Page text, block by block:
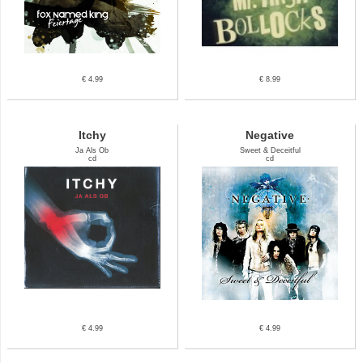
€ 4.99 € 8.99
Itchy
Ja Als Ob
cd
€ 4.99
Negative
Sweet & Deceitful
cd
€ 4.99